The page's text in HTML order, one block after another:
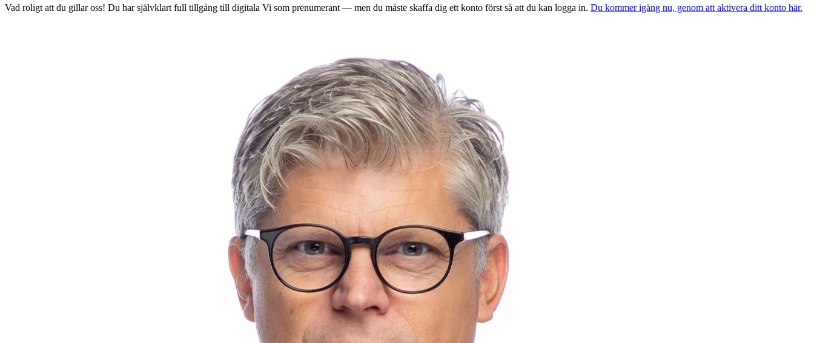
Vad roligt att du gillar oss! Du har självklart full tillgång till digitala Vi som prenumerant — men du måste skaffa dig ett konto först så att du kan logga in. Du kommer igång nu, genom att aktivera ditt konto här.